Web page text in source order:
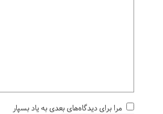
مرا برای دیدگاه‌های بعدی به یاد بسپار